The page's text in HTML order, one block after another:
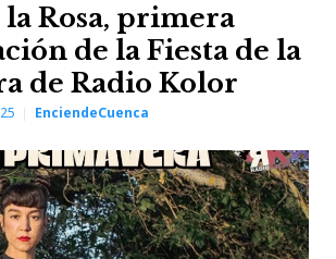
la Rosa, primera
de la Fiesta de la
de Radio Kolor
EnciendeCuenca